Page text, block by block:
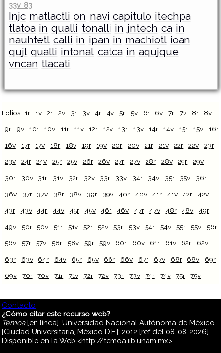
33v 83
Injc matlactli on navi capitulo itechpa
tlatoa in qualli tonalli in jntech ca in
nauhtetl calli in ipan in machiotl ioan
qujl qualli intonal catca in aqujque
vncan tlacati
Folios: 1r 1v 2r 2v 3r 3v 4r 4v 5r 5v 6r 6v 7r 7v 8r 8v
9r 9v 10r 10v 11r 11v 12r 12v 13r 13v 14r 14v 15r 15v 16r
16v 17r 17v 18r 18v 19r 19v 20r 20v 21r 21v 22r 22v 23r
23v 24r 24v 25r 25v 26r 26v 27r 27v 28r 28v 29r 29v
30r 30v 31r 31v 32r 32v 33r 33v 34r 34v 35r 35v 36r
36v 37r 37v 38r 38v 39r 39v 40r 40v 41r 41v 42r 42v
43r 43v 44r 44v 45r 45v 46r 46v 47r 47v 48r 48v 49r
49v 50r 50v 51r 51v 52r 52v 53r 53v 54r 54v 55r 55v 56r
56v 57r 57v 58r 58v 59r 59v 60r 60v 61r 61v 62r 62v
63r 63v 64r 64v 65r 65v 66r 66v 67r 67v 68r 68v 69r
69v 70r 70v 71r 71v 72r 72v 73r 73v 74r 74v 75r 75v
Contacto
¿Cómo citar este recurso web?
Temoa[en línea]. Universidad Nacional Autónoma de México
[Ciudad Universitaria, México D.F.]: 2012 [ref del 08-08-2026].
Disponible en la Web <http://temoa.iib.unam.mx>